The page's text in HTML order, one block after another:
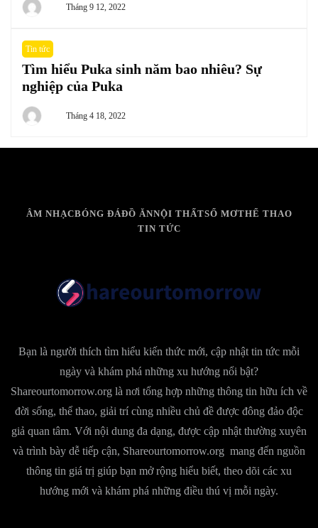
Tháng 9 12, 2022
Tin tức
Tìm hiểu Puka sinh năm bao nhiêu? Sự
nghiệp của Puka
Tháng 4 18, 2022
ÂM NHẠCBÓNG ĐÁĐỒ ĂNNỘI THẤTSỔ MƠTHỂ THAO
TIN TỨC
Bạn là người thích tìm hiểu kiến thức mới, cập nhật tin tức mỗi
ngày và khám phá những xu hướng nổi bật?
Shareourtomorrow.org là nơi tổng hợp những thông tin hữu ích về
đời sống, thể thao, giải trí cùng nhiều chủ đề được đông đảo độc
giả quan tâm. Với nội dung đa dạng, được cập nhật thường xuyên
và trình bày dễ tiếp cận, Shareourtomorrow.org mang đến nguồn
thông tin giá trị giúp bạn mở rộng hiểu biết, theo dõi các xu
hướng mới và khám phá những điều thú vị mỗi ngày.